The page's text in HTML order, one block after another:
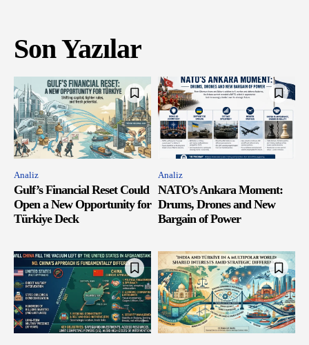
Son Yazılar
Analiz
Gulf’s Financial Reset Could
Open a New Opportunity for
Türkiye Deck
Analiz
NATO’s Ankara Moment:
Drums, Drones and New
Bargain of Power